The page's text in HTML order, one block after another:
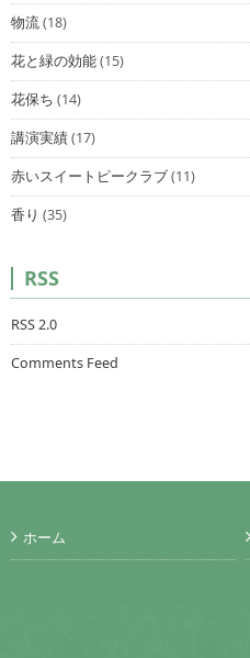
物流(18)
花と緑の効能(15)
花保ち (14)
講演実績(17)
赤いスイートピークラブ(11)
香り (35)
RSS
RSS 2.0
Comments Feed
ホーム